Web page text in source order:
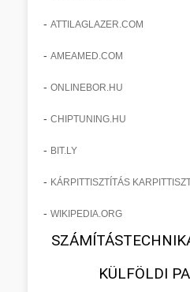
- ATTILAGLAZER.COM
- AMEAMED.COM
- ONLINEBOR.HU
- CHIPTUNING.HU
- BIT.LY
- KÁRPITTISZTÍTÁS
- WIKIPEDIA.ORG
KÜLFÖLDI